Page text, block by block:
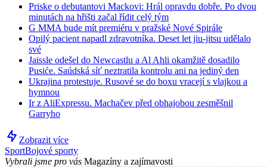
Priske o debutantovi Mackovi: Hrál opravdu dobře. Po dvou
minutách na hřišti začal řídit celý tým
G MMA bude mít premiéru v pražské Nové Spirále
Opilý pacient napadl zdravotníka. Deset let jiu-jitsu udělalo
své
Jaissle odešel do Newcastlu a Al Ahli okamžitě dosadilo
Pusiće. Saúdská síť neztratila kontrolu ani na jediný den
Ukrajina protestuje. Rusové se do boxu vracejí s vlajkou a
hymnou
Ir z AliExpressu. Machačev před obhajobou zesměšnil
Garryho
Zobrazit více
SportBojové sporty
Vybrali jsme pro vás Magazíny a zajímavosti